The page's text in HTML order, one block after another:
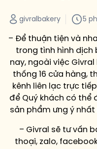
givralbakery 5
– Để thuận tiện và
trong tình hình dịch
nay, ngoài việc
thống 16 cửa hàng,
kênh liên lạc trực
để Quý khách có thể
sản phẩm ưng ý
– Givral sẽ tư vấn
thoại, zalo,